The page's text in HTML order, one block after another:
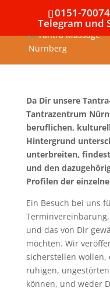
0151-
Telegram und
Da Dir unsere
Tantrazentrum
beruflichen,
Hintergrund
unterbreiten,
und den
Profilen der
Ein Besuch bei uns
und das von Dir
möchten. Wir
sicherstellen wollen,
ruhigen,
können, und weder